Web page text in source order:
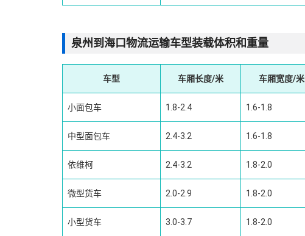
泉州到海口物流运输车型装载体积和重量
车型 车厢长度/米 车厢宽度/米
小面包车 1.8-2.4 1.6-1.8
中型面包车 2.4-3.2 1.6-1.8
依维柯 2.4-3.2 1.8-2.0
微型货车 2.0-2.9 1.8-2.0
小型货车 3.0-3.7 1.8-2.0